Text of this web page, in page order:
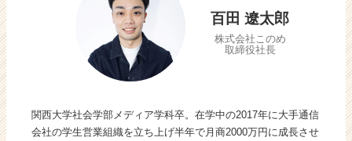
チ
ア
キ
ャ
リ
百田 遼太郎
株式会社このめ
取締役社長
関西大学社会学部メディア学科卒。在学中の2017年に大手通信
会社の学生営業組織を立ち上げ半年で月商2000万円に成長させ